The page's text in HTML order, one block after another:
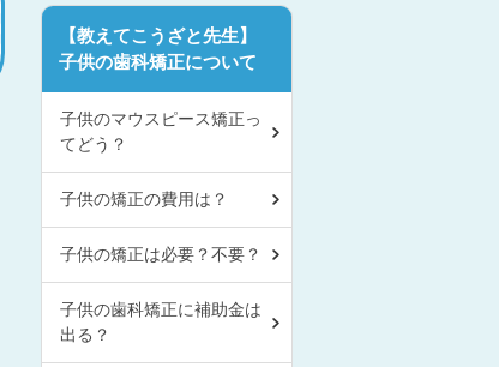
【教えてこうざと先生】
子供の歯科矯正について
子供のマウスピース矯正っ
てどう？
子供の矯正の費用は？
子供の矯正は必要？不要？
子供の歯科矯正に補助金は
出る？